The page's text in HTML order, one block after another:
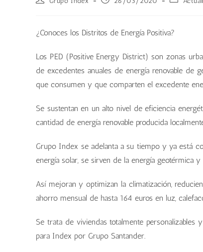
¿Conoces los Distritos de Energía Positiva?
Los PED (Positive Energy District) son zonas
de excedentes anuales de energía renovable de
que consumen y que comparten el excedente
Se sustentan en un alto nivel de eficiencia
cantidad de energía renovable producida
Grupo Index se adelanta a su tiempo y ya está
energía solar, se sirven de la energía geotérmica
Así mejoran y optimizan la climatización,
ahorro mensual de hasta 164 euros en luz,
Se trata de viviendas totalmente personalizables
para Index por Grupo Santander.